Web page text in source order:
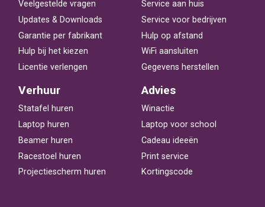
Veelgestelde vragen
Updates & Downloads
Garantie per fabrikant
Hulp bij het kiezen
Licentie verlengen
Service aan huis
Service voor bedrijven
Hulp op afstand
WiFi aansluiten
Gegevens herstellen
Verhuur
Statafel huren
Laptop huren
Beamer huren
Racestoel huren
Projectiescherm huren
Advies
Winactie
Laptop voor school
Cadeau ideeën
Print service
Kortingscode